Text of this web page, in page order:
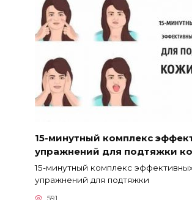
15-минутный комплекс
упражнений для подтяжки
15-минутный комплекс
упражнений для подтяжки
591